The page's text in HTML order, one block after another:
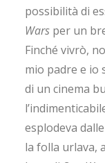
possibilità di
Wars per un
Finché vivrò,
mio padre e io
di un cinema
esplodeva
la folla urlava,